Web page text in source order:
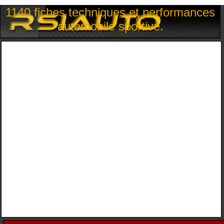
1140 fiches techniques et performances
automobile sportive.